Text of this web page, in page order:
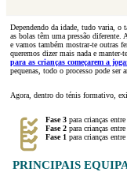
Dependendo da idade, tudo varia, o
as bolas têm uma pressão diferente.
e vamos também mostrar-te outras
queremos dizer mais nada e
para as crianças começarem a
pequenas, todo o processo pode ser
Agora, dentro do ténis formativo,
Fase 3 para crianças
Fase 2 para crianças
Fase 1 para crianças
PRINCIPAIS